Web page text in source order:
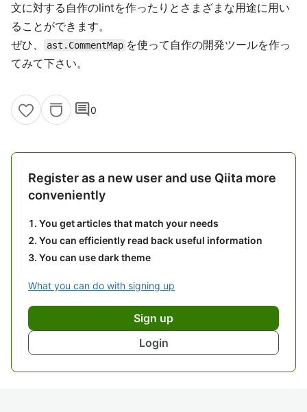
文に対する自作のlintを作ったりとさまざまな用途に用い
ることができます。
ぜひ、
ast.CommentMap を使って自作の開発ツールを作っ
てみて下さい。
comment0
Register as a new user and use Qiita more
conveniently
You get articles that match your needs
You can efficiently read back useful information
You can use dark theme
What you can do with signing up
Sign up
Login